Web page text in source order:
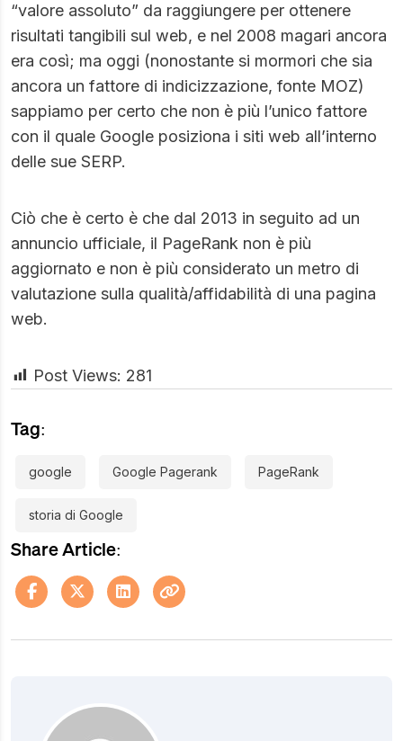
“valore assoluto” da raggiungere per ottenere
risultati tangibili sul web, e nel 2008 magari ancora
era così; ma oggi (nonostante si mormori che sia
ancora un fattore di indicizzazione, fonte MOZ)
sappiamo per certo che non è più l’unico fattore
con il quale Google posiziona i siti web all’interno
delle sue SERP.
Ciò che è certo è che dal 2013 in seguito ad un
annuncio ufficiale, il PageRank non è più
aggiornato e non è più considerato un metro di
valutazione sulla qualità/affidabilità di una pagina
web.
Post Views: 281
Tag:
google Google Pagerank PageRank
storia di Google
Share Article: